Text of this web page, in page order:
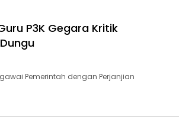
P3K Gegara Kritik
Pemerintah dengan Perjanjian